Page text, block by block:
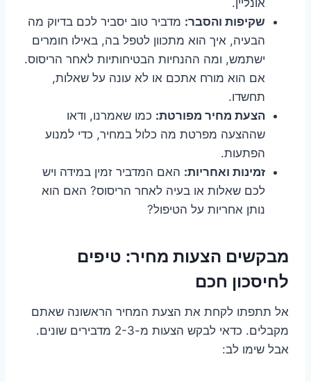
שקיפות והסבר: מדביר טוב יסביר לכם בדיוק מה
הבעיה, איך הוא מתכוון לטפל בה, באילו חומרים
ישתמש, ומה ההנחיות הבטיחותיות לאחר הריסוס.
אם הוא מורח אתכם או לא עונה על שאלות,
תחשדו.
הצעת מחיר מפורטת: כמו שאמרנו, ודאו
שההצעה מפרטת מה כלול במחיר, כדי למנוע
הפתעות.
זמינות ואחריות: האם המדביר זמין במידה ויש
לכם שאלות או בעיה לאחר הריסוס? האם הוא
נותן אחריות על הטיפול?
מבקשים הצעות מחיר: טיפים
לחיסכון חכם
אל תתפתו לקחת את הצעת המחיר הראשונה שאתם
מקבלים. כדאי לבקש הצעות מ-2-3 מדבירים שונים.
אבל שימו לב: